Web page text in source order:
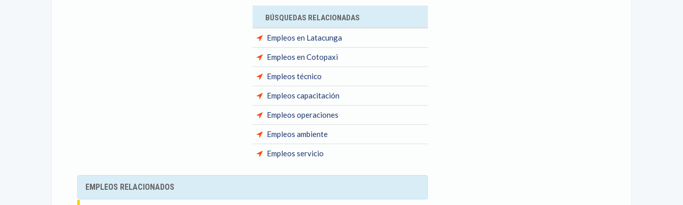
BÚSQUEDAS RELACIONADAS
Empleos en Latacunga
Empleos en Cotopaxi
Empleos técnico
Empleos capacitación
Empleos operaciones
Empleos ambiente
Empleos servicio
EMPLEOS RELACIONADOS